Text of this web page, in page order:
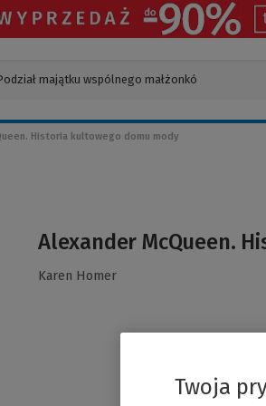
Historia kultowego domu mody
Alexander McQueen.
Karen Homer
Twoja